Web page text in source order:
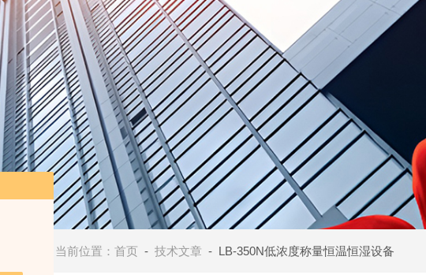
当前位置： 首页 - 技术文章 - LB-350N低浓度称量恒温恒湿设备